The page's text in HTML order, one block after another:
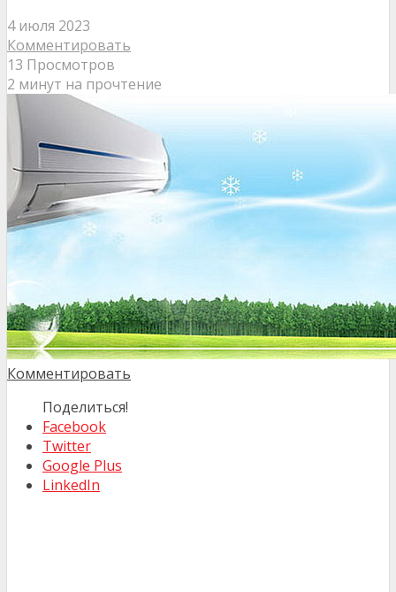
4 июля 2023
Комментировать
13 Просмотров
2 минут на прочтение
Комментировать
Поделиться!
Facebook
Twitter
Google Plus
LinkedIn